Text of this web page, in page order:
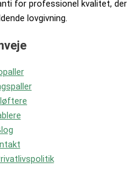
for professionel kvalitet, der
lovgivning.